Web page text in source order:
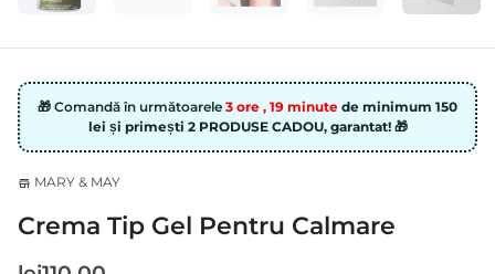
🎁 Comandă în următoarele 3 ore , 19 minute de minimum 150
lei și primești 2 PRODUSE CADOU, garantat! 🎁
store MARY & MAY
Crema Tip Gel Pentru Calmare